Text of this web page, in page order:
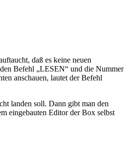
daß es keine neuen
Befehl „LESEN“ und die Nummer
anschauen, lautet der Befehl
landen soll. Dann gibt man den
eingebauten Editor der Box selbst